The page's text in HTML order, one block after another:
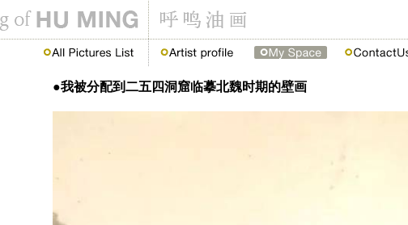
●我被分配到二五四洞窟临摹北魏时期的壁画